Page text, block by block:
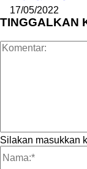
17/05/2022
TINGGALKAN
Silakan masukkan